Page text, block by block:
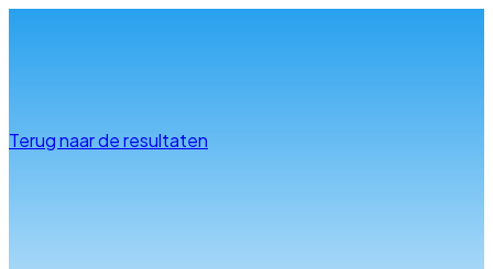
Terug naar de resultaten